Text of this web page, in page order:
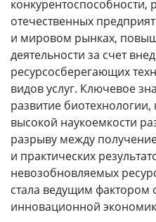
конкурентоспособности,
отечественных
и мировом рынках,
деятельности за счет
ресурсосберегающих
видов услуг. Ключевое
развитие биотехнологии,
высокой наукоемкости
разрыву между
и практических
невозобновляемых
стала ведущим
инновационной